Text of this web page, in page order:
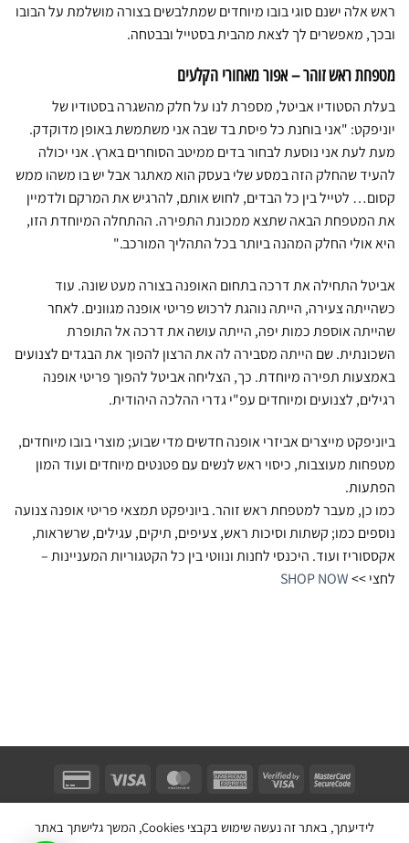
ראש אלה ישנם סוגי בובו מיוחדים שמתלבשים בצורה מושלמת על הבובו
ובכך, מאפשרים לך לצאת מהבית בסטייל ובבטחה.
מטפחת ראש זוהר – אפור מאחורי הקלעים
בעלת הסטודיו אביטל, מספרת לנו על חלק מהשגרה בסטודיו של
יוניפקט: "אני בוחנת כל פיסת בד שבה אני משתמשת באופן מדוקדק.
מעת לעת אני נוסעת לבחור בדים ממיטב הסוחרים בארץ. אני יכולה
להעיד שהחלק הזה במסע שלי בעסק הוא מאתגר אבל יש בו משהו ממש
קסום… לטייל בין כל הבדים, לחוש אותם, להרגיש את המרקם ולדמיין
את המטפחת הבאה שתצא ממכונת התפירה. ההתחלה המיוחדת הזו,
היא אולי החלק המהנה ביותר בכל התהליך המורכב."
אביטל התחילה את דרכה בתחום האופנה בצורה מעט שונה. עוד
כשהייתה צעירה, הייתה נוהגת לרכוש פריטי אופנה מגוונים. לאחר
שהייתה אוספת כמות יפה, הייתה עושה את דרכה אל התופרת
השכונתית. שם הייתה מסבירה לה את הרצון להפוך את הבגדים לצנועים
באמצעות תפירה מיוחדת. כך, הצליחה אביטל להפוך פריטי אופנה
רגילים, לצנועים ומיוחדים עפ"י גדרי ההלכה היהודית.
ביוניפקט מייצרים אביזרי אופנה חדשים מדי שבוע; מוצרי בובו מיוחדים,
מטפחות מעוצבות, כיסוי ראש לנשים עם פטנטים מיוחדים ועוד המון
הפתעות.
כמו כן, מעבר למטפחת ראש זוהר. ביוניפקט תמצאי פריטי אופנה צנועה
נוספים כמו; קשתות וסיכות ראש, צעיפים, תיקים, עגילים, שרשראות,
אקססוריז ועוד. היכנסי לחנות ונווטי בין כל הקטגוריות המעניינות –
לחצי >>
לידיעתך, באתר זה נעשה שימוש בקבצי Cookies, המשך גלישתך באתר